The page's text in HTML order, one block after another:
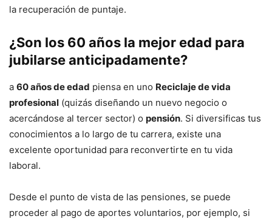
la recuperación de puntaje.
¿Son los 60 años la mejor edad para
jubilarse anticipadamente?
a 60 años de edad piensa en uno Reciclaje de vida
profesional (quizás diseñando un nuevo negocio o
acercándose al tercer sector) o pensión. Si diversificas tus
conocimientos a lo largo de tu carrera, existe una
excelente oportunidad para reconvertirte en tu vida
laboral.
Desde el punto de vista de las pensiones, se puede
proceder al pago de aportes voluntarios, por ejemplo, si